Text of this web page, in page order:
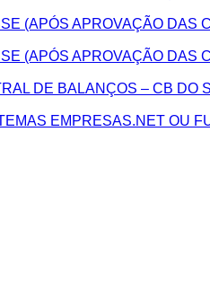
(APÓS APROVAÇÃO DAS
(APÓS APROVAÇÃO DAS
DE BALANÇOS – CB DO
EMPRESAS.NET OU